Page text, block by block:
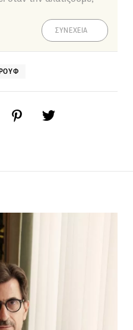
ΣΥΝΕΧΕΙΑ